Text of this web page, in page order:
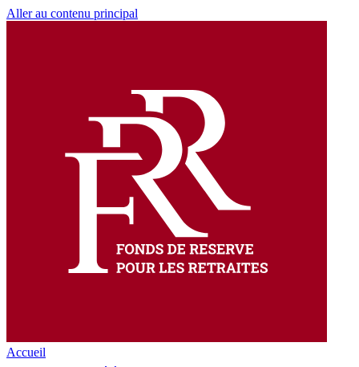
Aller au contenu principal
Accueil